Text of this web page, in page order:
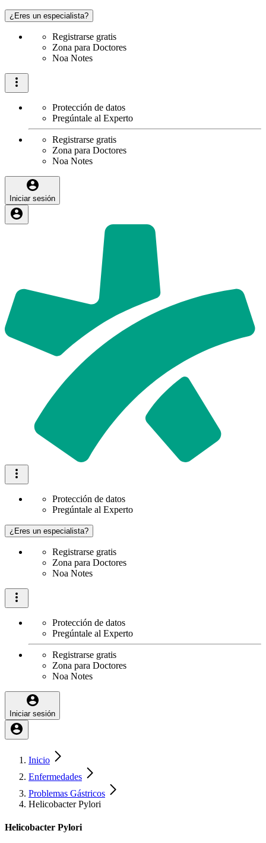
¿Eres un especialista?
Registrarse gratis
Zona para Doctores
Noa Notes
Protección de datos
Pregúntale al Experto
Registrarse gratis
Zona para Doctores
Noa Notes
Iniciar sesión
Protección de datos
Pregúntale al Experto
¿Eres un especialista?
Registrarse gratis
Zona para Doctores
Noa Notes
Protección de datos
Pregúntale al Experto
Registrarse gratis
Zona para Doctores
Noa Notes
Iniciar sesión
Inicio
Enfermedades
Problemas Gástricos
Helicobacter Pylori
Helicobacter Pylori